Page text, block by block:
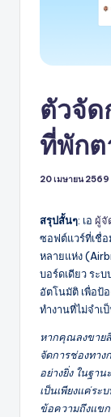
ด้วย
ตัวจัด
ที่พักต
20 เมษายน 2569
สรุปสั้นๆ: เอ ผู้จั
ซอฟต์แวร์ที่เชื่
หลายแห่ง
บอร์ดเดียว ระ
อัตโนมัติ เพื่อป้
ทำงานที่ไม่จำเ
หากคุณลงขาย
จัดการช่องทาง
อย่างยิ่ง ในฐา
เป็นเพียงแค่ระ
ข้อความถึงแขก